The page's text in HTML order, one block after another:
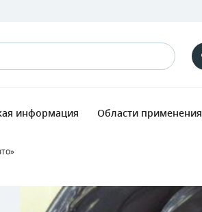
информация Области применения